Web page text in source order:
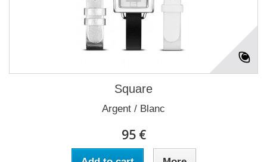
Square
Argent / Blanc
95 €